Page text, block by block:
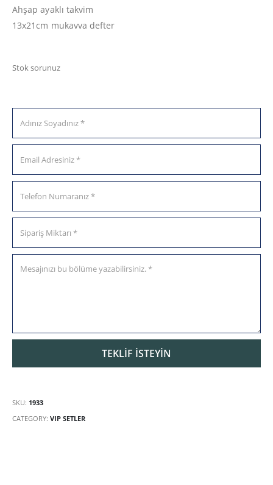
Ahşap ayaklı takvim
13x21cm mukavva defter
Stok sorunuz
SKU: 1933
CATEGORY: VIP SETLER